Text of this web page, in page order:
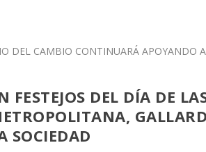
FESTEJOS DEL DÍA DE
SOCIEDAD